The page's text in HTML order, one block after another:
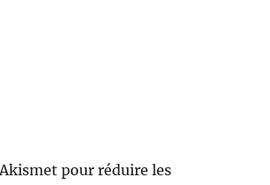
pour réduire les